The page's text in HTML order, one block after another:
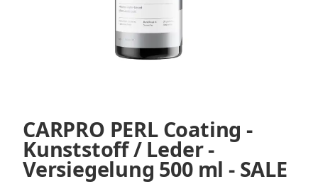
CARPRO PERL Coating -
Kunststoff / Leder -
Versiegelung 500 ml - SALE